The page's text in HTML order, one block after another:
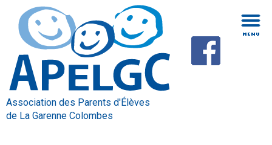
Association des Parents d'Élèves
de La Garenne Colombes